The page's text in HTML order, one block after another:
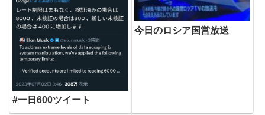
#一日600ツイート
今日のロシア国営放送